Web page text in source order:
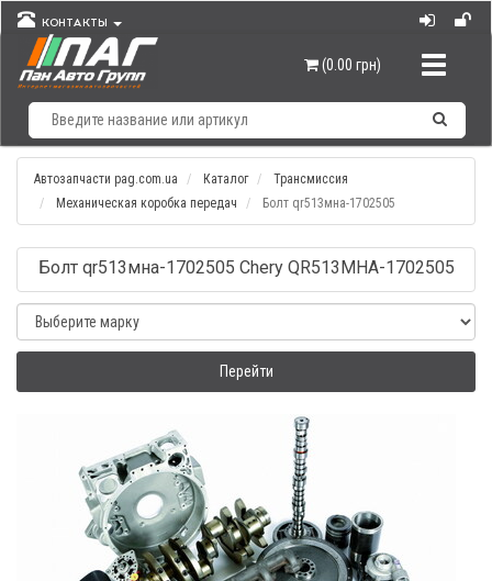
КОНТАКТЫ
(0.00 грн)
Автозапчасти pag.com.ua Каталог
Трансмиссия
Механическая коробка передач
Болт qr513мна-1702505
Болт qr513мна-1702505 Chery QR513MHA-1702505
Перейти